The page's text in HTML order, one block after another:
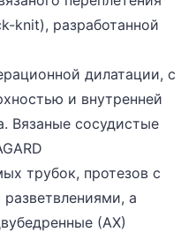
knit), разработанной
дилатации, с
и внутренней
Вязаные сосудистые
трубок, протезов с
а
(АХ)